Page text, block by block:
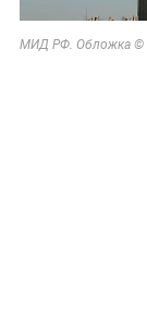
МИД РФ. Обложка ©